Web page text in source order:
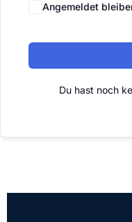
Angemeldet
Du hast noch